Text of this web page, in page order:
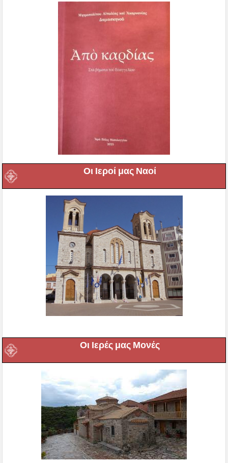
Οι Ιεροί μας Ναοί
Οι Ιερές μας Μονές